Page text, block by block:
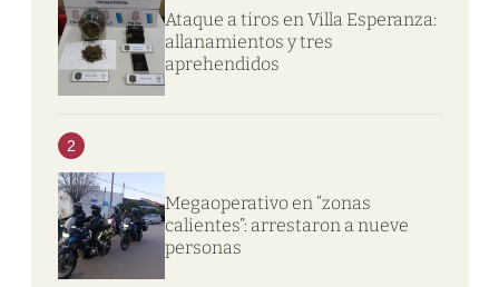
Ataque a tiros en Villa Esperanza:
allanamientos y tres
aprehendidos
2
Megaoperativo en “zonas
calientes”: arrestaron a nueve
personas